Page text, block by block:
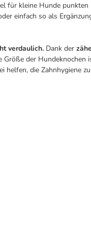
für kleine Hunde punkten
einfach so als
verdaulich. Dank der
Größe der Hundeknochen
helfen, die Zahnhygiene zu